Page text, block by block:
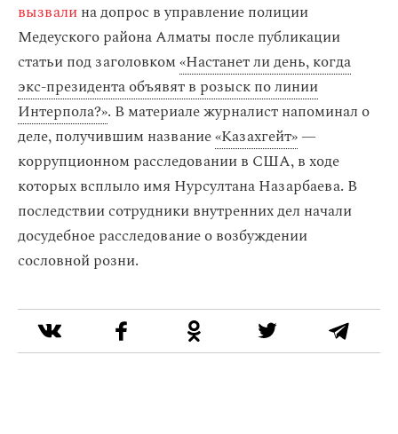
вызвалина допрос в управление полиции
Медеуского района Алматы после публикации
статьи под заголовком«Настанет ли день, когда
экс-президента объявят в розыск по линии
Интерпола?». В материале журналист напоминал о
деле, получившим название«Казахгейт»—
коррупционном расследовании в США, в ходе
которых всплыло имя Нурсултана Назарбаева. В
последствии сотрудники внутренних дел начали
досудебное расследование о возбуждении
сословной розни.